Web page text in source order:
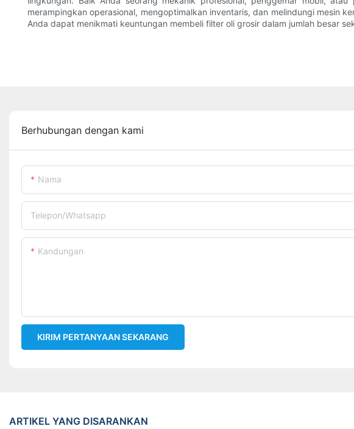
merampingkan operasional, mengoptimalkan inventaris, dan melindungi mesin
Anda dapat menikmati keuntungan membeli filter oli grosir dalam jumlah besar
Berhubungan dengan kami
Nama
Telepon/whatsapp
Kandungan
KIRIM PERTANYAAN SEKARANG
ARTIKEL YANG DISARANKAN